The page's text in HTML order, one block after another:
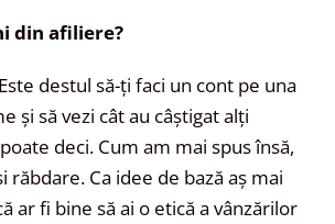
din afiliere?
destul să-ți faci un cont pe una
și să vezi cât au câștigat alți
deci. Cum am mai spus însă,
răbdare. Ca idee de bază aș mai
ar fi bine să ai o etică a vânzărilor